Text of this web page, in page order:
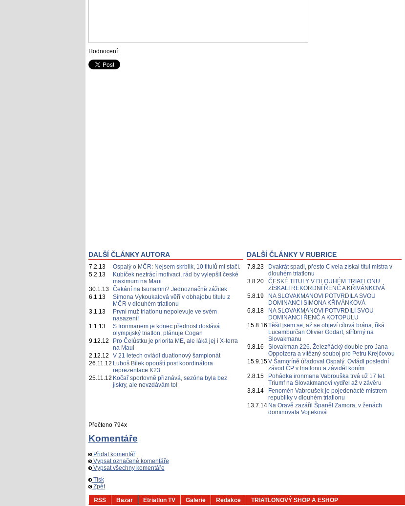
Hodnocení:
DALŠÍ ČLÁNKY AUTORA
7.2.13
Ospalý o MČR: Nejsem skrblík, 10 titulů mi stačí.
5.2.13
Kubíček neztrácí motivaci, rád by vylepšil české
maximum na Maui
30.1.13
Čekání na tsunamni? Jednoznačně zážitek
6.1.13
Simona Vykoukalová věří v obhajobu titulu z
MČR v dlouhém triatlonu
3.1.13
První muž triatlonu nepolevuje ve svém
nasazení!
1.1.13
S Ironmanem je konec přednost dostává
olympijský triatlon, plánuje Cogan
9.12.12
Pro Čelůstku je priorita ME, ale láká jej i X-terra
na Maui
2.12.12
V 21 letech ovládl duatlonový šampionát
26.11.12 Luboš Bílek opouští post koordinátora
reprezentace K23
25.11.12 Kočař sportovně přiznává, sezóna byla bez
jiskry, ale nevzdávám to!
DALŠÍ ČLÁNKY V RUBRICE
7.8.23
Dvakrát spadl, přesto Cívela získal titul mistra v
dlouhém triatlonu
3.8.20
ČESKÉ TITULY V DLOUHÉM TRIATLONU
ZÍSKALI REKORDNÍ ŘENČ A KŘIVÁNKOVÁ
5.8.19
NA SLOVAKMANOVI POTVRDILA SVOU
DOMINANCI SIMONA KŘIVÁNKOVÁ
6.8.18
NA SLOVAKMANOVI POTVRDILI SVOU
DOMINANCI ŘENČ A KOTOPULU
15.8.16 Těšil jsem se, až se objeví cílová brána, říká
Lucemburčan Olivier Godart, stříbrný na
Slovakmanu
9.8.16
Slovakman 226. Železňácký double pro Jana
Oppolzera a vítězný souboj pro Petru Krejčovou
15.9.15V Šamoríně úřadoval Ospalý. Ovládl poslední
závod ČP v triatlonu a záviděl koním
2.8.15
Pohádka ironmana Vabrouška trvá už 17 let.
Triumf na Slovakmanovi vydřel až v závěru
3.8.14
Fenomén Vabroušek je pojedenácté mistrem
republiky v dlouhém triatlonu
13.7.14 Na Oravě zazářil Španěl Zamora, v ženách
dominovala Vojteková
Přečteno 794x
Komentáře
Přidat komentář
Vypsat označené komentáře
Vypsat všechny komentáře
Tisk
Zpět
RSS Bazar Etriatlon TV Galerie Redakce TRIATLONOVÝ SHOP A ESHOP